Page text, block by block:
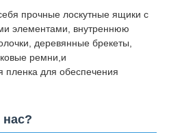
прочные лоскутные ящики с
элементами, внутреннюю
деревянные брекеты,
ремни,и
пленка для обеспечения